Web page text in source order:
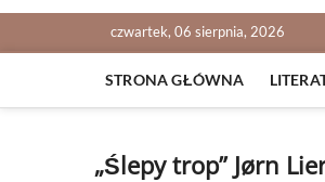
czwartek, 06 sierpnia, 2026
STRONA GŁÓWNA
„Ślepy trop” Jørn